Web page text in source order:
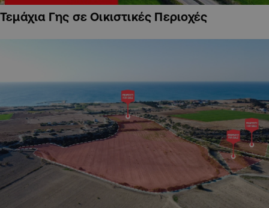
Τεμάχια Γης σε Οικιστικές Περιοχές